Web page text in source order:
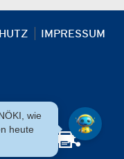
IMPRESSUM
wie
heute